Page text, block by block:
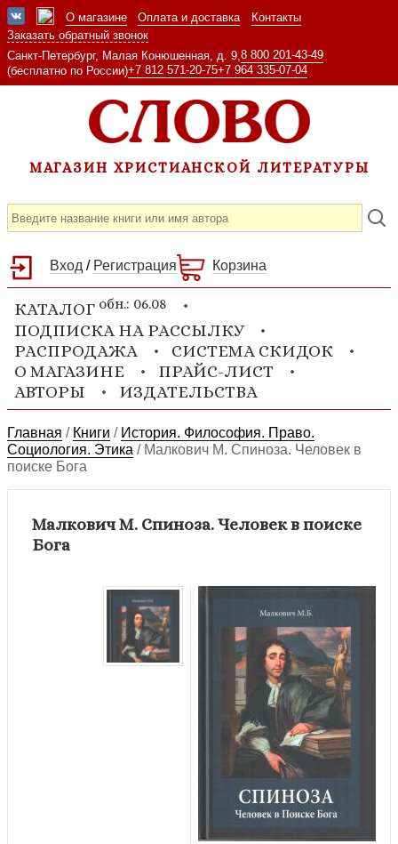
О магазине Оплата и доставка
Контакты
Заказать обратный звонок
Санкт-Петербург, Малая Конюшенная, д. 9, 8 800 201-43-49
(бесплатно по России)+7 812 571-20-75+7 964 335-07-04
МАГАЗИН ХРИСТИАНСКОЙ ЛИТЕРАТУРЫ
Вход / Регистрация Корзина
КАТАЛОГ обн.: 06.08
ПОДПИСКА НА РАССЫЛКУ
РАСПРОДАЖА
СИСТЕМА СКИДОК
О МАГАЗИНЕ
ПРАЙС-ЛИСТ
АВТОРЫ
ИЗДАТЕЛЬСТВА
Главная / Книги / История. Философия. Право.
Социология. Этика / Малкович М. Спиноза. Человек в
поиске Бога
Малкович М. Спиноза. Человек в поиске
Бога